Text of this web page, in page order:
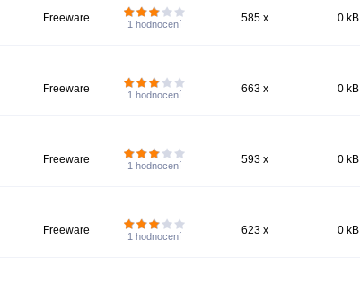
Freeware 1 hodnocení 585 x 0 kB
Freeware 1 hodnocení 663 x 0 kB
Freeware 1 hodnocení 593 x 0 kB
Freeware 1 hodnocení 623 x 0 kB